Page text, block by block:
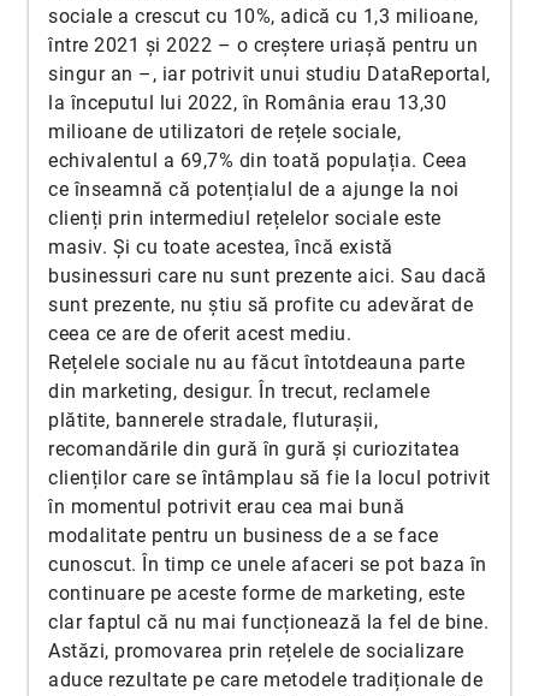
sociale a crescut cu 10%, adică cu 1,3 milioane,
între 2021 și 2022 – o creștere uriașă pentru un
singur an –, iar potrivit unui studiu DataReportal,
la începutul lui 2022, în România erau 13,30
milioane de utilizatori de rețele sociale,
echivalentul a 69,7% din toată populația. Ceea
ce înseamnă că potențialul de a ajunge la noi
clienți prin intermediul rețelelor sociale este
masiv. Și cu toate acestea, încă există
businessuri care nu sunt prezente aici. Sau dacă
sunt prezente, nu știu să profite cu adevărat de
ceea ce are de oferit acest mediu.
Rețelele sociale nu au făcut întotdeauna parte
din marketing, desigur. În trecut, reclamele
plătite, bannerele stradale, fluturașii,
recomandările din gură în gură și curiozitatea
clienților care se întâmplau să fie la locul potrivit
în momentul potrivit erau cea mai bună
modalitate pentru un business de a se face
cunoscut. În timp ce unele afaceri se pot baza în
continuare pe aceste forme de marketing, este
clar faptul că nu mai funcționează la fel de bine.
Astăzi, promovarea prin rețelele de socializare
aduce rezultate pe care metodele tradiționale de